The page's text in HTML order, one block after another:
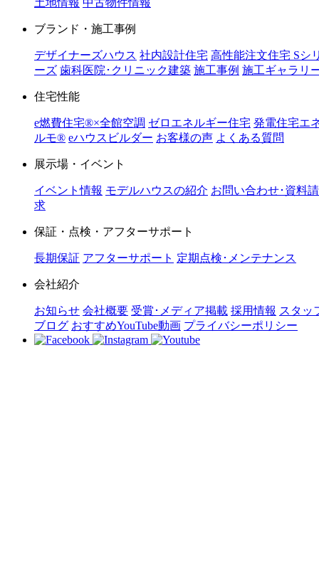
土地情報 中古物件情報
ブランド・施工事例
デザイナーズハウス 社内設計住宅 高性能注文住宅 Sシ
ーズ 歯科医院･クリニック建築 施工事例 施工ギャラリ
住宅性能
e燃費住宅®︎×全館空調 ゼロエネルギー住宅 発電住宅エ
ルモ®︎ eハウスビルダー お客様の声 よくある質問
展示場・イベント
イベント情報 モデルハウスの紹介 お問い合わせ･資料請
求
保証・点検・アフターサポート
長期保証 アフターサポート 定期点検･メンテナンス
会社紹介
お知らせ 会社概要 受賞･メディア掲載 採用情報 スタッ
ブログ おすすめYouTube動画 プライバシーポリシー